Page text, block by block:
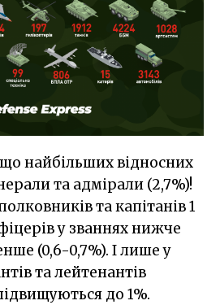
що найбільших відносних
та адмірали (2,7%)!
та капітанів 1
у званнях нижче
(0,6-0,7%). І лише у
та лейтенантів
до 1%.